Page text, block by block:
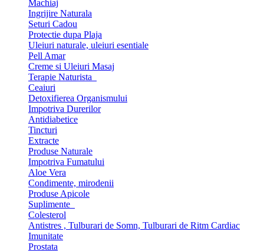
Machiaj
Ingrijire Naturala
Seturi Cadou
Protectie dupa Plaja
Uleiuri naturale, uleiuri esentiale
Pell Amar
Creme si Uleiuri Masaj
Terapie Naturista
Ceaiuri
Detoxifierea Organismului
Impotriva Durerilor
Antidiabetice
Tincturi
Extracte
Produse Naturale
Impotriva Fumatului
Aloe Vera
Condimente, mirodenii
Produse Apicole
Suplimente
Colesterol
Antistres , Tulburari de Somn, Tulburari de Ritm Cardiac
Imunitate
Prostata